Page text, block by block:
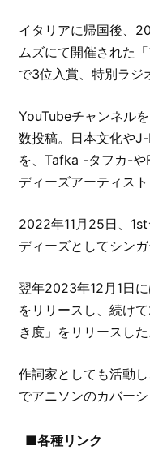
イタリアに帰国後、
ムズにて開催された
で3位入賞、特別ラジ
YouTubeチャンネル
数投稿。日本文化や
を、Tafka -タフカ-や
ディーズアーティス
2022年11月25日、
ディーズとしてシン
翌年2023年12月1日
をリリースし、続け
き度」をリリースした
作詞家としても活動
でアニソンのカバー
■各種リンク